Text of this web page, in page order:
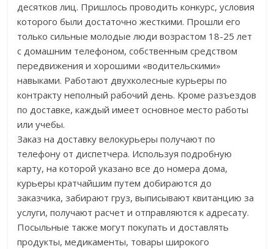
десятков лиц. Пришлось проводить конкурс, условия
которого были достаточно жесткими. Прошли его
только сильные молодые люди возрастом 18-25 лет
с домашним телефоном, собственным средством
передвижения и хорошими «водительскими»
навыками. Работают двухколесные курьеры по
контракту неполный рабочий день. Кроме разъездов
по доставке, каждый имеет основное место работы
или учебы.
Заказ на доставку велокурьеры получают по
телефону от диспетчера. Используя подробную
карту, на которой указано все до номера дома,
курьеры кратчайшим путем добираются до
заказчика, забирают груз, выписывают квитанцию за
услуги, получают расчет и отправляются к адресату.
Посыльные также могут покупать и доставлять
продукты, медикаменты, товары широкого